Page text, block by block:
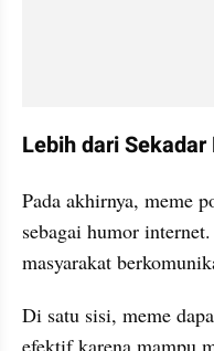
Lebih dari Sekadar
Pada akhirnya, meme
sebagai humor
masyarakat
Di satu sisi, meme